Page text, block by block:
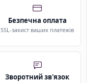
Безпечна оплата
SSL-захист ваших платежів
Зворотний зв'язок